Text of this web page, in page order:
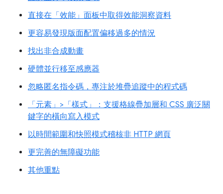
直接在「效能」面板中取得效能洞察資料
更容易發現版面配置偏移過多的情況
找出非合成動畫
硬體並行移至感應器
忽略匿名指令碼，專注於堆疊追蹤中的程式碼
「元素」>「樣式」：支援格線疊加層和 CSS 廣泛關
鍵字的橫向寫入模式
以時間範圍和快照模式稽核非 HTTP 網頁
更完善的無障礙功能
其他重點